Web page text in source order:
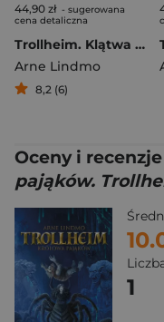
44,90 zł - sugerowana
cena detaliczna
Trollheim. Klątwa Lasu Trolli
Arne Lindmo
8,2 (6)
Oceny i
pająków.
1